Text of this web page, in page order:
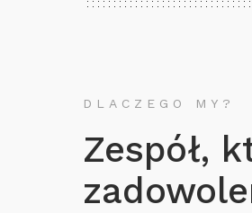
DLACZEGO MY?
Zespół,